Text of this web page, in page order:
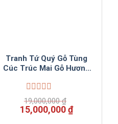
Tranh Tứ Quý Gỗ Tùng
Cúc Trúc Mai Gỗ Hương
Được
xếp
hạng
19,000,000₫
Giá
gốc
15,000,000₫Giá